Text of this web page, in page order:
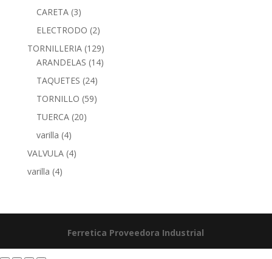
CARETA (3)
ELECTRODO (2)
TORNILLERIA (129)
ARANDELAS (14)
TAQUETES (24)
TORNILLO (59)
TUERCA (20)
varilla (4)
VALVULA (4)
varilla (4)
Ferretica Proveedora Industrial